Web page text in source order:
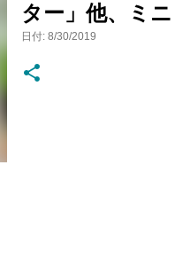
ター」他、ミ
日付: 8/30/2019